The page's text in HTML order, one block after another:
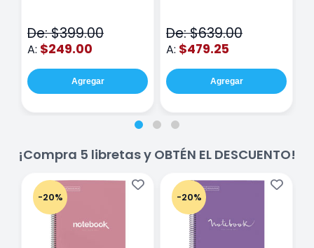
De: $399.00
A: $249.00
Agregar
De: $639.00
A: $479.25
Agregar
¡Compra 5 libretas y OBTÉN EL DESCUENTO!
-20% -20%